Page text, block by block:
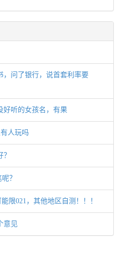
，问了银行，说首套利率要
好听的女孩名，有果
人玩吗
？
限021，其他地区自测！！！
意见